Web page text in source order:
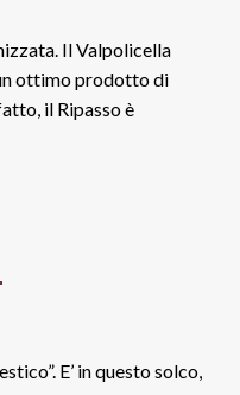
Il Valpolicella
ottimo prodotto di
il Ripasso è
E’ in questo solco,